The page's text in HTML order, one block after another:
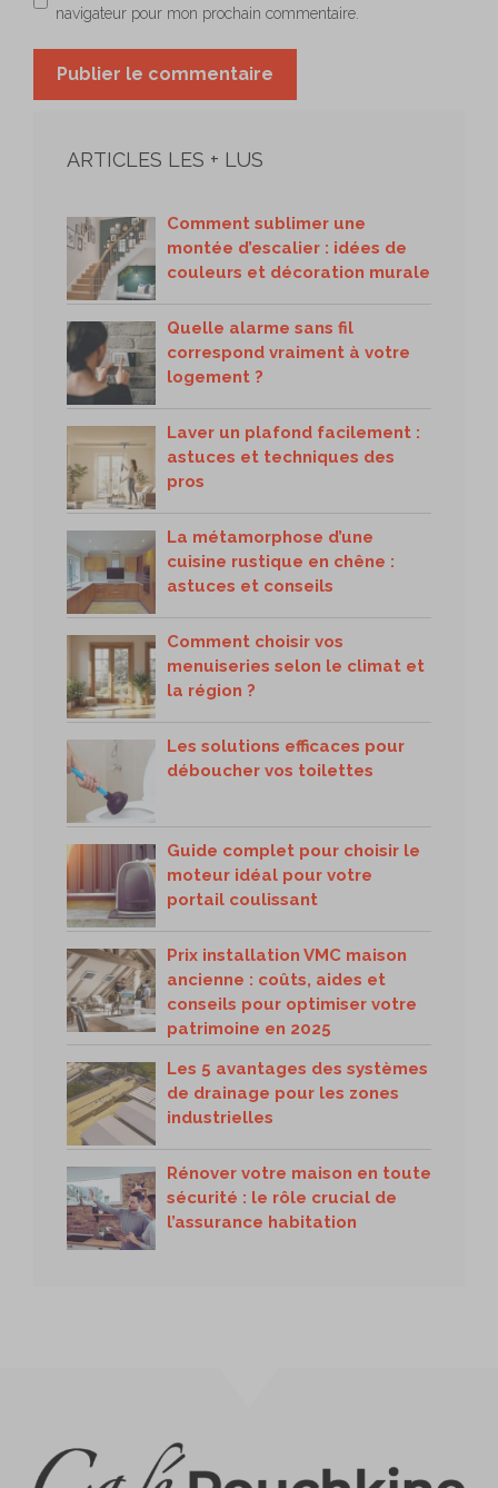
navigateur pour mon prochain commentaire.
ARTICLES LES + LUS
Comment sublimer une
montée d’escalier : idées de
couleurs et décoration murale
Quelle alarme sans fil
correspond vraiment à votre
logement ?
Laver un plafond facilement :
astuces et techniques des
pros
La métamorphose d’une
cuisine rustique en chêne :
astuces et conseils
Comment choisir vos
menuiseries selon le climat et
la région ?
Les solutions efficaces pour
déboucher vos toilettes
Guide complet pour choisir le
moteur idéal pour votre
portail coulissant
Prix installation VMC maison
ancienne : coûts, aides et
conseils pour optimiser votre
patrimoine en 2025
Les 5 avantages des systèmes
de drainage pour les zones
industrielles
Rénover votre maison en toute
sécurité : le rôle crucial de
l’assurance habitation